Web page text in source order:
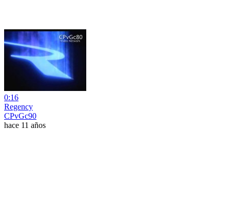
0:16
Regency
CPvGc90
hace 11 años